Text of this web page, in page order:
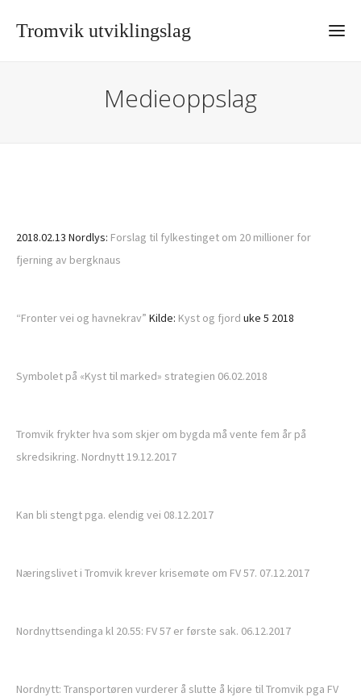
Tromvik utviklingslag
Medieoppslag
2018.02.13 Nordlys: Forslag til fylkestinget om 20 millioner for
fjerning av bergknaus
“Fronter vei og havnekrav” Kilde: Kyst og fjord uke 5 2018
Symbolet på «Kyst til marked» strategien 06.02.2018
Tromvik frykter hva som skjer om bygda må vente fem år på
skredsikring. Nordnytt 19.12.2017
Kan bli stengt pga. elendig vei 08.12.2017
Næringslivet i Tromvik krever krisemøte om FV 57. 07.12.2017
Nordnyttsendinga kl 20.55: FV 57 er første sak. 06.12.2017
Nordnytt: Transportøren vurderer å slutte å kjøre til Tromvik pga FV